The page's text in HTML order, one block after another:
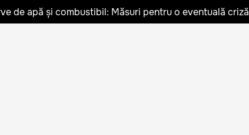
de apă și combustibil: Măsuri pentru o eventuală criză